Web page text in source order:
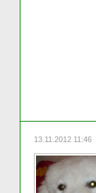
13.11.2012 11:46